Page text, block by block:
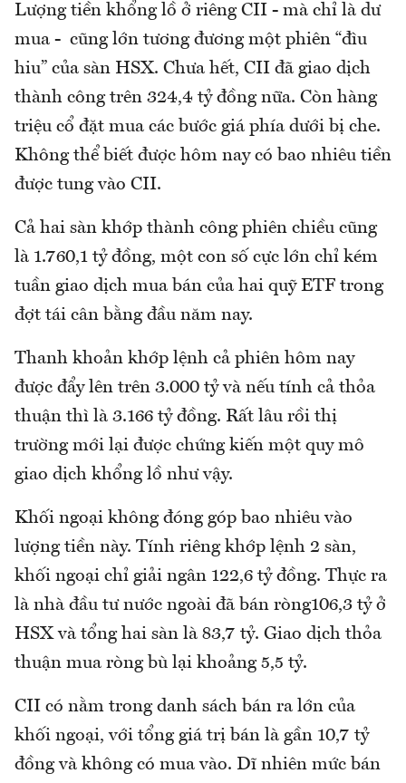
Lượng tiền khổng lồ ở riêng CII - mà chỉ là dư
mua - cũng lớn tương đương một phiên “đìu
hiu” của sàn HSX. Chưa hết, CII đã giao dịch
thành công trên 324,4 tỷ đồng nữa. Còn hàng
triệu cổ đặt mua các bước giá phía dưới bị che.
Không thể biết được hôm nay có bao nhiêu tiền
được tung vào CII.
Cả hai sàn khớp thành công phiên chiều cũng
là 1.760,1 tỷ đồng, một con số cực lớn chỉ kém
tuần giao dịch mua bán của hai quỹ ETF trong
đợt tái cân bằng đầu năm nay.
Thanh khoản khớp lệnh cả phiên hôm nay
được đẩy lên trên 3.000 tỷ và nếu tính cả thỏa
thuận thì là 3.166 tỷ đồng. Rất lâu rồi thị
trường mới lại được chứng kiến một quy mô
giao dịch khổng lồ như vậy.
Khối ngoại không đóng góp bao nhiêu vào
lượng tiền này. Tính riêng khớp lệnh 2 sàn,
khối ngoại chỉ giải ngân 122,6 tỷ đồng. Thực ra
là nhà đầu tư nước ngoài đã bán ròng106,3 tỷ ở
HSX và tổng hai sàn là 83,7 tỷ. Giao dịch thỏa
thuận mua ròng bù lại khoảng 5,5 tỷ.
CII có nằm trong danh sách bán ra lớn của
khối ngoại, với tổng giá trị bán là gần 10,7 tỷ
đồng và không có mua vào. Dĩ nhiên mức bán